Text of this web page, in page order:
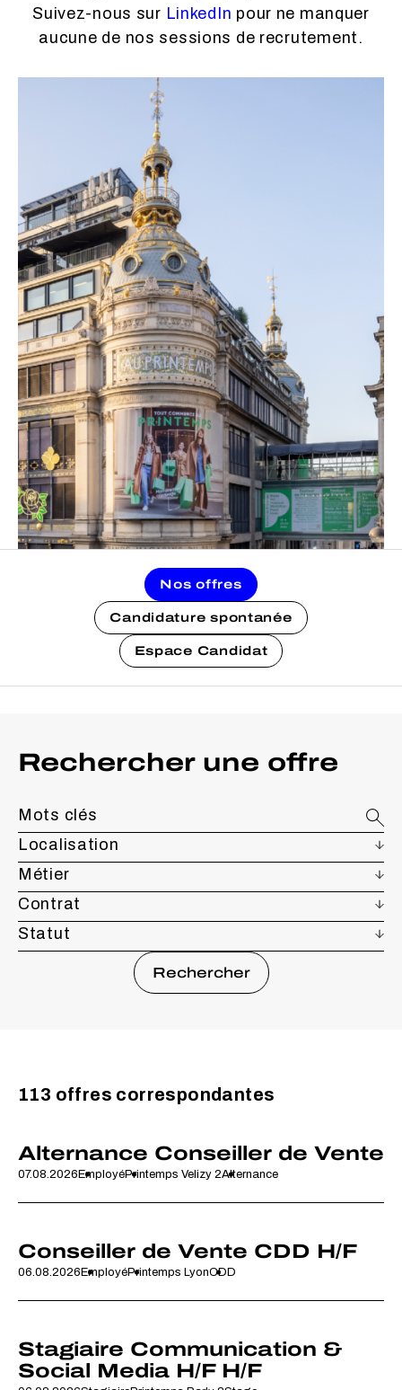
Suivez-nous sur LinkedIn pour ne manquer
aucune de nos sessions de recrutement.
Nos offres
Candidature spontanée
Espace Candidat
Rechercher une offre
Localisation
Métier
Contrat
Statut
113 offres correspondantes
Alternance Conseiller de Vente
07.08.2026EmployéPrintemps Velizy 2Alternance
Conseiller de Vente CDD H/F
06.08.2026EmployéPrintemps LyonCDD
Stagiaire Communication &
Social Media H/F H/F